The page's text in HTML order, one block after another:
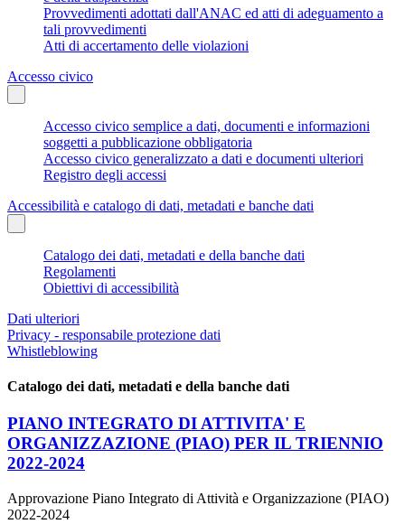
Provvedimenti adottati dall'ANAC ed atti di adeguamento a
tali provvedimenti
Atti di accertamento delle violazioni
Accesso civico
Accesso civico semplice a dati, documenti e informazioni
soggetti a pubblicazione obbligatoria
Accesso civico generalizzato a dati e documenti ulteriori
Registro degli accessi
Accessibilità e catalogo di dati, metadati e banche dati
Catalogo dei dati, metadati e della banche dati
Regolamenti
Obiettivi di accessibilità
Dati ulteriori
Privacy - responsabile protezione dati
Whistleblowing
Catalogo dei dati, metadati e della banche dati
PIANO INTEGRATO DI ATTIVITA' E
ORGANIZZAZIONE (PIAO) PER IL TRIENNIO
2022-2024
Approvazione Piano Integrato di Attività e Organizzazione (PIAO)
2022-2024